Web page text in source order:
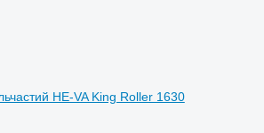
HE-VA King Roller 1630